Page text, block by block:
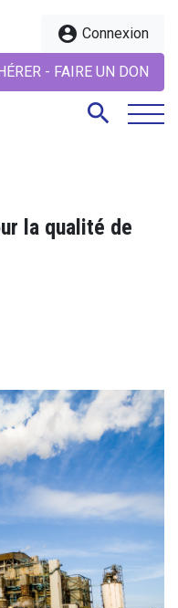
account_circle Connexion
- FAIRE UN DON
search
search
la qualité de